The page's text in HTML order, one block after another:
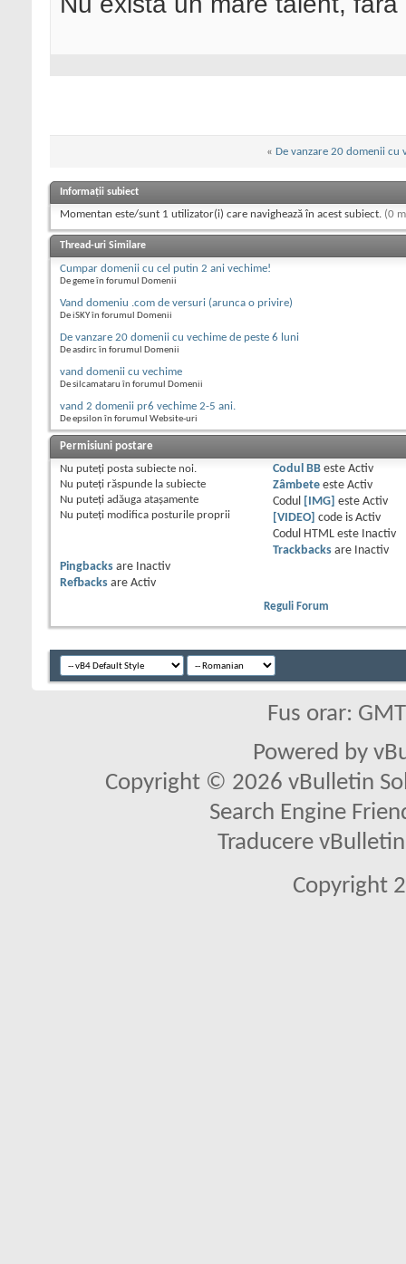
« De vanzare 20 domenii cu
Informații subiect
Momentan este/sunt 1 utilizator(i) care navighează în acest subiect. (0
Thread-uri Similare
Cumpar domenii cu cel putin 2 ani vechime!
De geme în forumul Domenii
Vand domeniu .com de versuri (arunca o privire)
De iSKY în forumul Domenii
De vanzare 20 domenii cu vechime de peste 6 luni
De asdirc în forumul Domenii
vand domenii cu vechime
De silcamataru în forumul Domenii
vand 2 domenii pr6 vechime 2-5 ani.
De epsilon în forumul Website-uri
Permisiuni postare
Nu puteţi posta subiecte noi.
Nu puteţi răspunde la subiecte
Nu puteţi adăuga ataşamente
Nu puteţi modifica posturile proprii
Codul BBeste Activ
Zâmbeteeste Activ
Codul
[IMG] este Activ
[VIDEO] code is Activ
Codul HTML este
Inactiv
Trackbacksare
Inactiv
Pingbacks are
Inactiv
Refbacks are Activ
Reguli Forum
Fus orar:
Powered by
Copyright © 2026 vBulletin
Search Engine
Traducere
Copyright